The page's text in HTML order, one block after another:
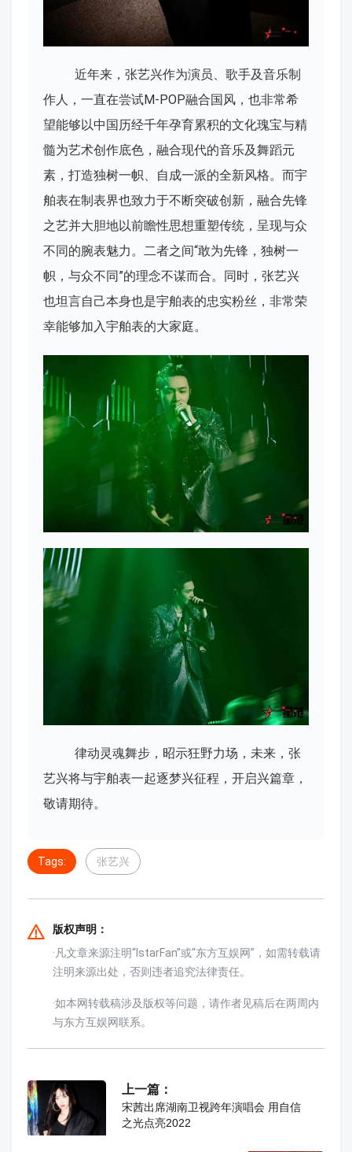
近年来，张艺兴作为演员、歌手及音乐制
作人，一直在尝试M-POP融合国风，也非常希
望能够以中国历经千年孕育累积的文化瑰宝与精
髓为艺术创作底色，融合现代的音乐及舞蹈元
素，打造独树一帜、自成一派的全新风格。而宇
舶表在制表界也致力于不断突破创新，融合先锋
之艺并大胆地以前瞻性思想重塑传统，呈现与众
不同的腕表魅力。二者之间“敢为先锋，独树一
帜，与众不同”的理念不谋而合。同时，张艺兴
也坦言自己本身也是宇舶表的忠实粉丝，非常荣
幸能够加入宇舶表的大家庭。
律动灵魂舞步，昭示狂野力场，未来，张
艺兴将与宇舶表一起逐梦兴征程，开启兴篇章，
敬请期待。
Tags: 张艺兴
版权声明：
·凡文章来源注明“IstarFan”或“东方互娱网”，如需转载请
注明来源出处，否则违者追究法律责任。
·如本网转载稿涉及版权等问题，请作者见稿后在两周内
与东方互娱网联系。
上一篇：
宋茜出席湖南卫视跨年演唱会 用自信
之光点亮2022